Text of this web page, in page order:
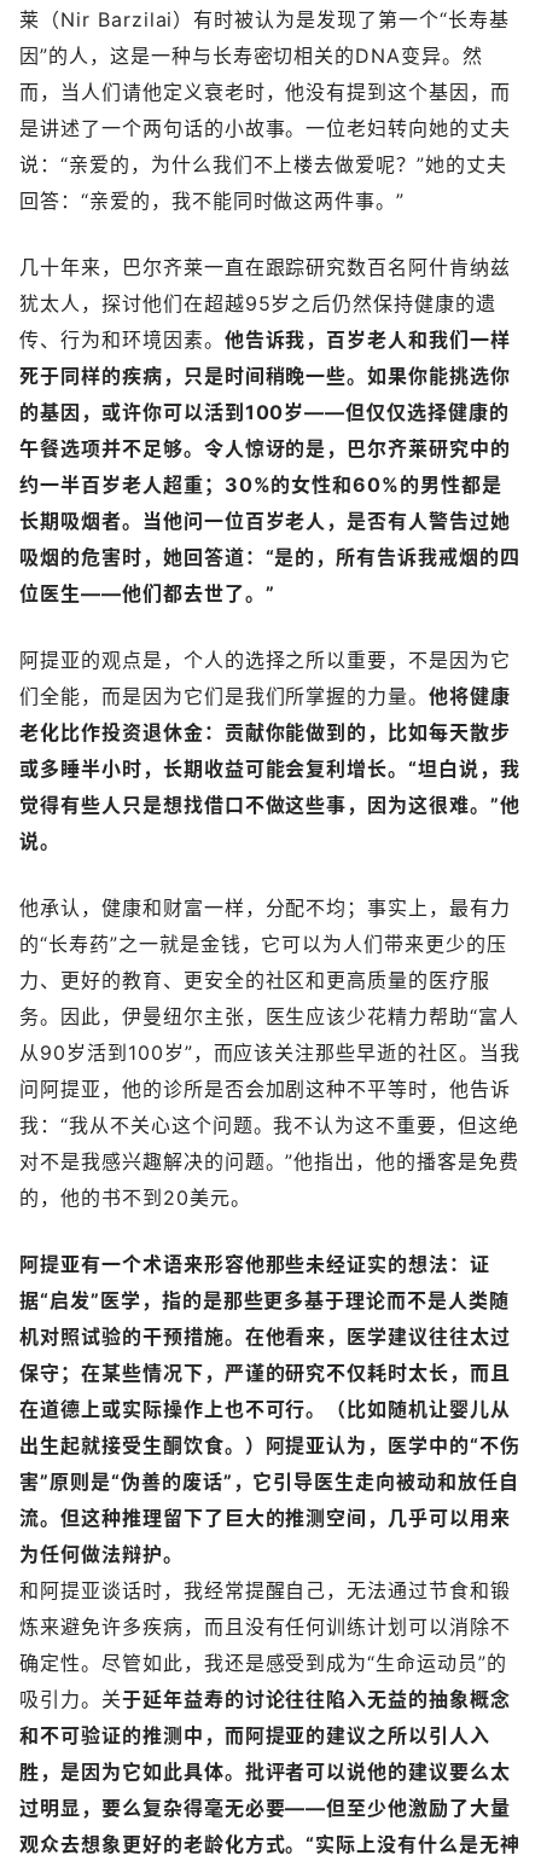
莱（Nir Barzilai）有时被认为是发现了第一个“长寿基
因”的人，这是一种与长寿密切相关的DNA变异。然
而，当人们请他定义衰老时，他没有提到这个基因，而
是讲述了一个两句话的小故事。一位老妇转向她的丈夫
说：“亲爱的，为什么我们不上楼去做爱呢？”她的丈夫
回答：“亲爱的，我不能同时做这两件事。”
几十年来，巴尔齐莱一直在跟踪研究数百名阿什肯纳兹
犹太人，探讨他们在超越95岁之后仍然保持健康的遗
传、行为和环境因素。 他告诉我，百岁老人和我们一样
死于同样的疾病，只是时间稍晚一些。如果你能挑选你
的基因，或许你可以活到100岁——但仅仅选择健康的
午餐选项并不足够。令人惊讶的是， 巴尔齐莱研究中的
约一半百岁老人超重；30%的女性和60%的男性都是
长期吸烟者。当他问一位百岁老人，是否有人警告过她
吸烟的危害时，她回答道：“是的，所有告诉我戒烟的四
位医生——他们都去世了。”
阿提亚的观点是，个人的选择之所以重要，不是因为它
们全能，而是因为它们是我们所掌握的力量。他将健康
老化比作投资退休金：贡献你能做到的，比如每天散步
或多睡半小时，长期收益可能会复利增长。“坦白说，我
觉得有些人只是想找借口不做这些事，因为这很难。”他
说。
他承认，健康和财富一样，分配不均；事实上，最有力
的“长寿药”之一就是金钱，它可以为人们带来更少的压
力、更好的教育、更安全的社区和更高质量的医疗服
务。因此，伊曼纽尔主张，医生应该少花精力帮助“富人
从90岁活到100岁”，而应该关注那些早逝的社区。当我
问阿提亚，他的诊所是否会加剧这种不平等时，他告诉
我：“我从不关心这个问题。我不认为这不重要，但这绝
对不是我感兴趣解决的问题。”他指出，他的播客是免费
的，他的书不到20美元。
阿提亚有一个术语来形容他那些未经证实的想法：证
据“启发”医学，指的是那些更多基于理论而不是人类随
机对照试验的干预措施。在他看来，医学建议往往太过
保守；在某些情况下，严谨的研究不仅耗时太长，而且
在道德上或实际操作上也不可行。（比如随机让婴儿从
出生起就接受生酮饮食。）阿提亚认为，医学中的“不伤
害”原则是“伪善的废话”，它引导医生走向被动和放任自
流。但这种推理留下了巨大的推测空间，几乎可以用来
为任何做法辩护。
和阿提亚谈话时，我经常提醒自己，无法通过节食和锻
炼来避免许多疾病，而且没有任何训练计划可以消除不
确定性。尽管如此，我还是感受到成为“生命运动员”的
吸引力。关于延年益寿的讨论往往陷入无益的抽象概念
和不可验证的推测中，而阿提亚的建议之所以引人入
胜，是因为它如此具体。批评者可以说他的建议要么太
过明显，要么复杂得毫无必要——但至少他激励了大量
观众去想象更好的老龄化方式。“实际上没有什么是无神